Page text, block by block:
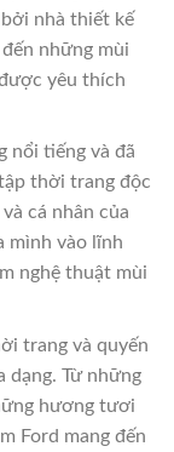
nhà thiết kế
những mùi
yêu thích
nổi tiếng và đã
thời trang độc
cá nhân của
mình vào lĩnh
nghệ thuật mùi
trang và quyến
dạng. Từ những
hương tươi
Ford mang đến